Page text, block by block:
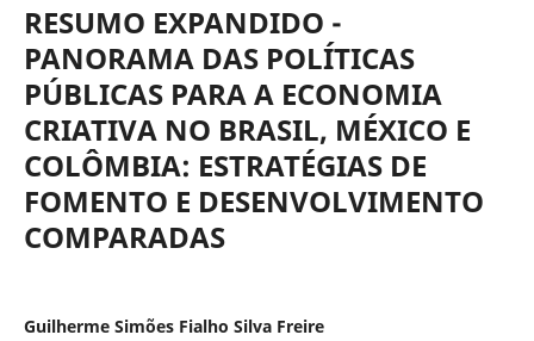
RESUMO EXPANDIDO -
PANORAMA DAS POLÍTICAS
PÚBLICAS PARA A ECONOMIA
CRIATIVA NO BRASIL, MÉXICO E
COLÔMBIA: ESTRATÉGIAS DE
FOMENTO E DESENVOLVIMENTO
COMPARADAS
Guilherme Simões Fialho Silva Freire